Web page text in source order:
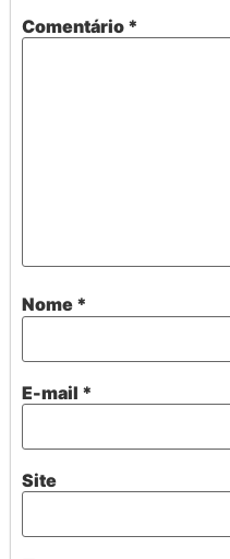
Comentário *
Nome *
E-mail *
Site